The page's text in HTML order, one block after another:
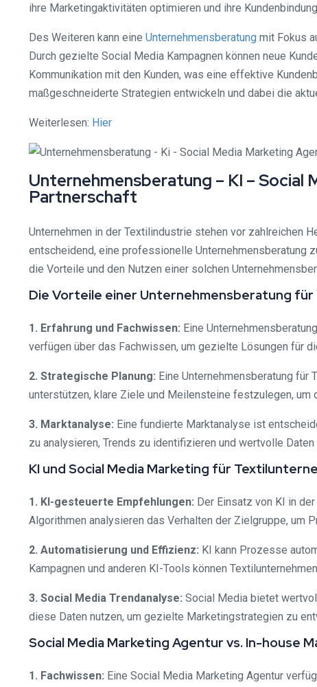
ihre Marketingaktivitäten optimieren und ihre
Des Weiteren kann eine Unternehmensberatung mit Fokus
Durch gezielte Social Media Kampagnen können neue
Kommunikation mit den Kunden, was eine effektive
maßgeschneiderte Strategien entwickeln und dabei die
Weiterlesen: Hier
Unternehmensberatung – KI –
Partnerschaft
Unternehmen in der Textilindustrie stehen vor zahlreichen
entscheidend, eine professionelle Unternehmensberatung
die Vorteile und den Nutzen einer solchen
Die Vorteile einer Unternehmensberatung
1. Erfahrung und Fachwissen: Eine
verfügen über das Fachwissen, um gezielte Lösungen für
2. Strategische Planung: Eine Unternehmensberatung
unterstützen, klare Ziele und Meilensteine festzulegen, um
3. Marktanalyse: Eine fundierte Marktanalyse ist
zu analysieren, Trends zu identifizieren und wertvolle
KI und Social Media Marketing für
1. KI-gesteuerte Empfehlungen: Der Einsatz von KI in
Algorithmen analysieren das Verhalten der Zielgruppe, um
2. Automatisierung und Effizienz: KI kann Prozesse
Kampagnen und anderen KI-Tools können
3. Social Media Trendanalyse: Social Media bietet
diese Daten nutzen, um gezielte Marketingstrategien zu
Social Media Marketing Agentur vs. In-house
1. Fachwissen: Eine Social Media Marketing Agentur